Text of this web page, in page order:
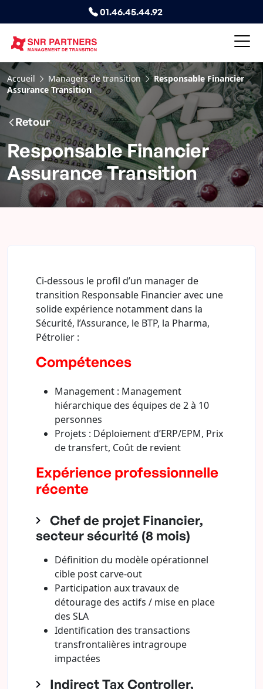
01.46.45.44.92
Accueil Managers de transition
Responsable Financier
Assurance Transition
Retour
Responsable Financier
Assurance Transition
Ci-dessous le profil d’un manager de
transition Responsable Financier avec une
solide expérience notamment dans la
Sécurité, l’Assurance, le BTP, la Pharma,
Pétrolier :
Compétences
Management : Management
hiérarchique des équipes de 2 à 10
personnes
Projets : Déploiement d’ERP/EPM, Prix
de transfert, Coût de revient
Expérience professionnelle
récente
Chef de projet Financier,
secteur sécurité (8 mois)
Définition du modèle opérationnel
cible post carve-out
Participation aux travaux de
détourage des actifs / mise en place
des SLA
Identification des transactions
transfrontalières intragroupe
impactées
Indirect Tax Controller,